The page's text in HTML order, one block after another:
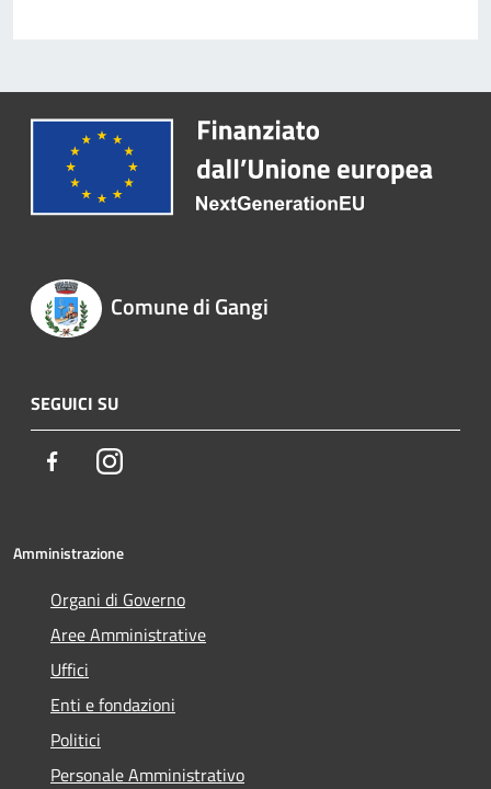
Comune di Gangi
SEGUICI SU
FacebookInstagram
Amministrazione
Organi di Governo
Aree Amministrative
Uffici
Enti e fondazioni
Politici
Personale Amministrativo